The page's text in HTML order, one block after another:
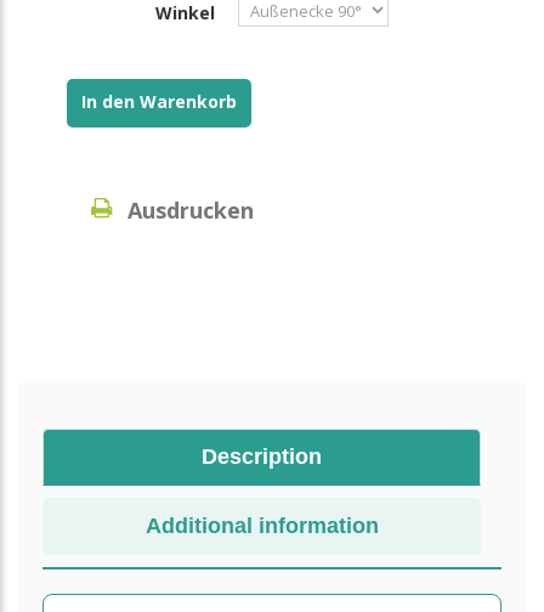
Winkel
In den Warenkorb
Ausdrucken
Description
Additional information